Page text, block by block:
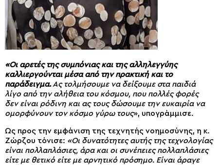
«Οι αρετές της συμπόνιας και της αλληλεγγύης
καλλιεργούνται μέσα από την πρακτική και το
παράδειγμα.Ας τολμήσουμε να δείξουμε στα παιδιά
λίγο από την αλήθεια του κόσμου, που πολλές φορές
δεν είναι ρόδινη και ας τους δώσουμε την ευκαιρία να
ομορφύνουν τον κόσμο γύρω τους», υπογράμμισε.
Ως προς την εμφάνιση της τεχνητής νοημοσύνης, η κ.
Ζώρζου τόνισε: «Οι δυνατότητες αυτής της τεχνολογίας
είναι πολλαπλάσιες, άρα και οι συνέπειες πολλαπλάσιες
είτε με θετικό είτε με αρνητικό πρόσημο. Είναι άραγε